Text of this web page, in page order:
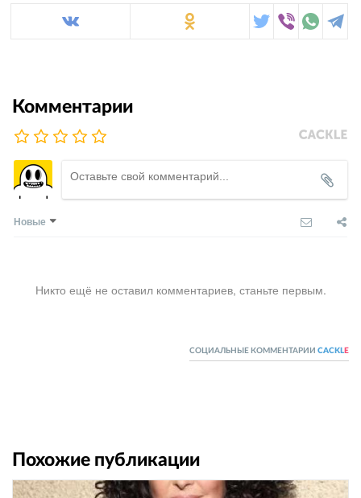
Комментарии
Новые
Никто ещё не оставил комментариев, станьте первым.
СОЦИАЛЬНЫЕ КОММЕНТАРИИ CACKL E
Похожие публикации